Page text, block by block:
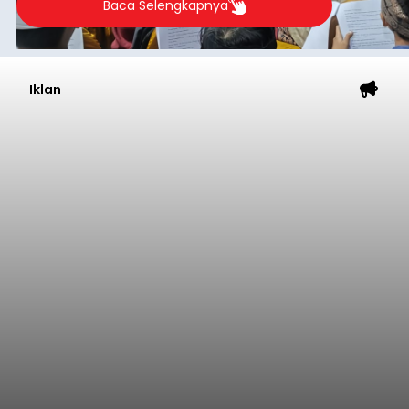
Baca Selengkapnya
Iklan